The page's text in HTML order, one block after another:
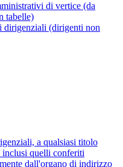
di vertice (da
tabelle)
dirigenziali (dirigenti non
a qualsiasi titolo
quelli conferiti
dall'organo di indirizzo